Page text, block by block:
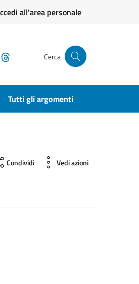
all'area personale
Cerca
Tutti gli argomenti
Condividi Vedi azioni